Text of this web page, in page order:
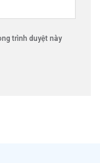
trình duyệt này